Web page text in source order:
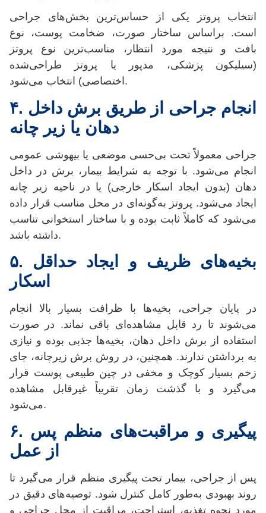
انتخاب پروتز یکی از حساس‌ترین بخش‌های جراحی
است. براساس ساختار صورت، ضخامت پوست، نوع
بافت و نتیجه مورد انتظار، مناسب‌ترین نوع پروتز
(سیلیکون پزشکی، مدپور یا پروتز طراحی‌شده
اختصاصی) انتخاب می‌شود.
۴. انجام جراحی از طریق برش داخل
دهان یا زیر چانه
جراحی معمولاً تحت بی‌حسی موضعی یا بیهوشی عمومی
انجام می‌شود. با توجه به شرایط بیمار، برش در داخل
دهان (بدون ایجاد اسکار خارجی) یا در ناحیه زیر چانه
ایجاد می‌شود. پروتز به‌گونه‌ای در محل مناسب قرار داده
می‌شود که کاملاً ثابت بوده و با ساختار استخوانی تناسب
داشته باشد.
۵. بخیه‌های ظریف و ایجاد حداقل
اسکار
در پایان جراحی، بخیه‌ها با ظرافت بسیار بالا انجام
می‌شوند تا رد قابل مشاهده‌ای باقی نماند. در صورت
استفاده از برش داخل دهان، بخیه‌ها جذبی بوده و نیازی
به برداشتن ندارند. همچنین، در روش برش زیرچانه، جای
زخم بسیار کوچک و مخفی در چین طبیعی پوست قرار
می‌گیرد و با گذشت زمان تقریباً غیرقابل مشاهده
می‌شود.
۶. پیگیری و مراقبت‌های منظم پس
از عمل
پس از جراحی، بیمار تحت پیگیری منظم قرار می‌گیرد تا
روند بهبودی به‌طور کامل کنترل شود. توصیه‌های دقیق در
مورد نحوه تغذیه، استراحت، مراقبت از محل جراحی و